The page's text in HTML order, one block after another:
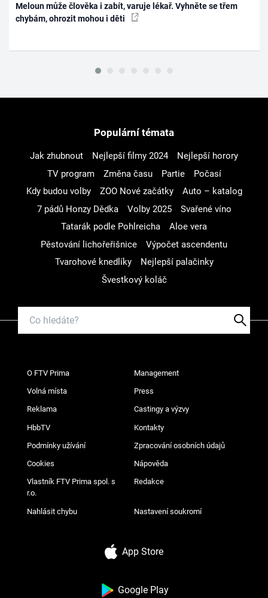
Meloun může člověka i zabít, varuje lékař. Vyhněte se třem
chybám, ohrozit mohou i děti
Populární témata
Jak zhubnout Nejlepší filmy 2024
Nejlepší horory
TV program
Změna času Partie
Počasí
Kdy budou volby
ZOO Nové začátky
Auto – katalog
7 pádů Honzy Dědka
Volby 2025
Svařené víno
Tatarák podle Pohlreicha
Aloe vera
Pěstování lichořeřišnice
Výpočet ascendentu
Tvarohové knedlíky
Nejlepší palačinky
Švestkový koláč
O FTV Prima Management
Volná místa Press
Reklama Castingy a výzvy
HbbTV Kontakty
Podmínky užívání Zpracování osobních údajů
Cookies Nápověda
Vlastník FTV Prima spol. s
r.o.
Redakce
Nahlásit chybu Nastavení soukromí
App Store
Google Play